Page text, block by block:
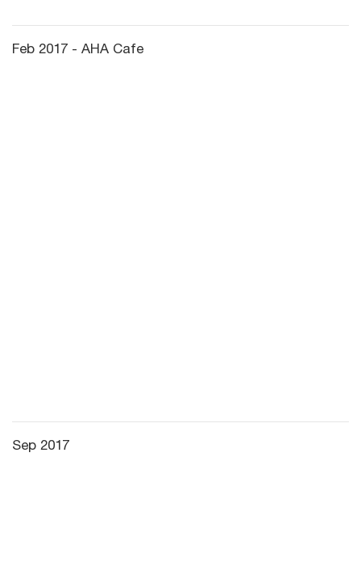
Feb 2017 - AHA Cafe
Sep 2017